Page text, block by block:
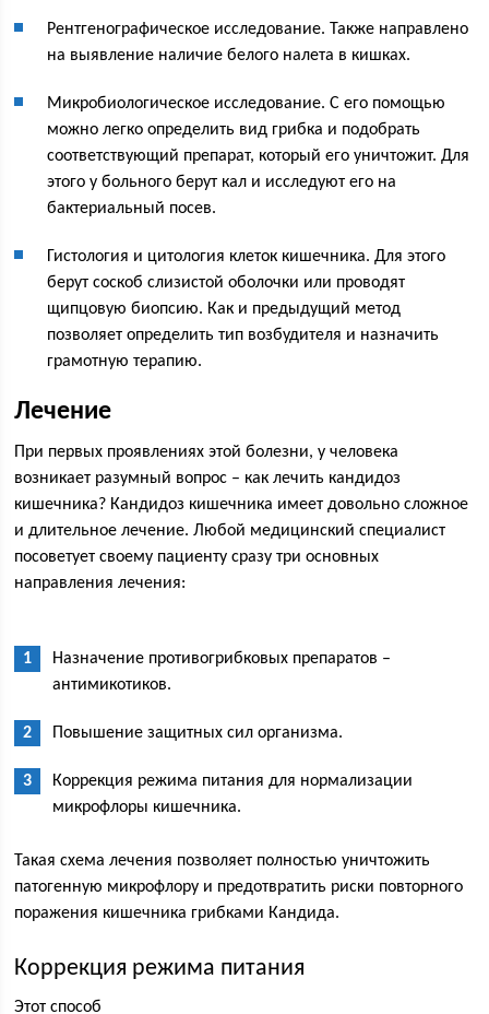
Рентгенографическое исследование. Также направлено
на выявление наличие белого налета в кишках.
Микробиологическое исследование. С его помощью
можно легко определить вид грибка и подобрать
соответствующий препарат, который его уничтожит. Для
этого у больного берут кал и исследуют его на
бактериальный посев.
Гистология и цитология клеток кишечника. Для этого
берут соскоб слизистой оболочки или проводят
щипцовую биопсию. Как и предыдущий метод
позволяет определить тип возбудителя и назначить
грамотную терапию.
Лечение
При первых проявлениях этой болезни, у человека
возникает разумный вопрос – как лечить кандидоз
кишечника? Кандидоз кишечника имеет довольно сложное
и длительное лечение. Любой медицинский специалист
посоветует своему пациенту сразу три основных
направления лечения:
Назначение противогрибковых препаратов –
антимикотиков.
Повышение защитных сил организма.
Коррекция режима питания для нормализации
микрофлоры кишечника.
Такая схема лечения позволяет полностью уничтожить
патогенную микрофлору и предотвратить риски повторного
поражения кишечника грибками Кандида.
Коррекция режима питания
Этот способ